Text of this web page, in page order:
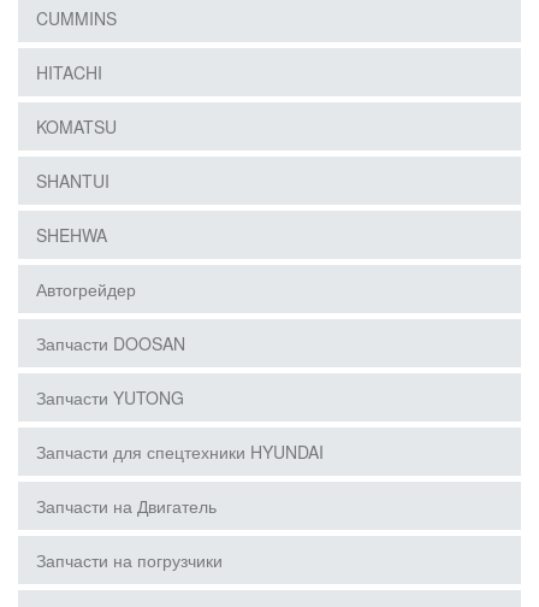
CUMMINS
HITACHI
KOMATSU
SHANTUI
SHEHWA
Автогрейдер
Запчасти DOOSAN
Запчасти YUTONG
Запчасти для спецтехники HYUNDAI
Запчасти на Двигатель
Запчасти на погрузчики